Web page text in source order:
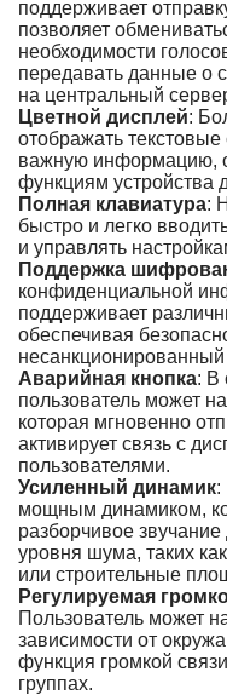
поддерживает
позволяет
необходимости
передавать данные о
на центральный
Цветной дисплей:
отображать
важную информацию,
функциям устройства
Полная клавиатура:
быстро и легко
и управлять
Поддержка
конфиденциальной
поддерживает
обеспечивая
несанкционированный
Аварийная кнопка: В
пользователь может
которая мгновенно
активирует связь с
пользователями.
Усиленный динамик:
мощным динамиком,
разборчивое
уровня шума, таких
или строительные
Регулируемая
Пользователь может
зависимости от
функция громкой
группах.